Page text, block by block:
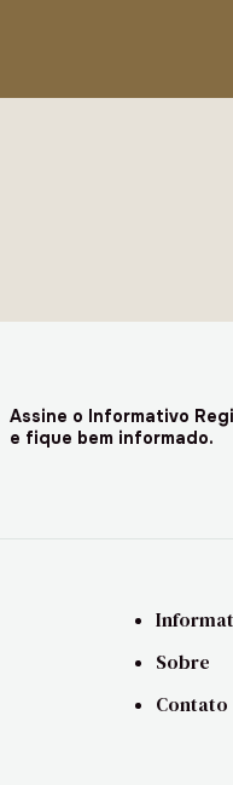
Assine o Informativo
e fique bem informado.
Sobre
Contato